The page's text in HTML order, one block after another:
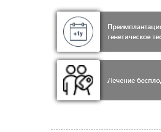
генетическое
Лечение